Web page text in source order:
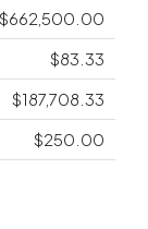
$662,500.00
$83.33
$187,708.33
$250.00